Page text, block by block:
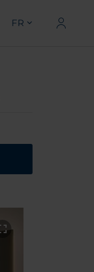
FR